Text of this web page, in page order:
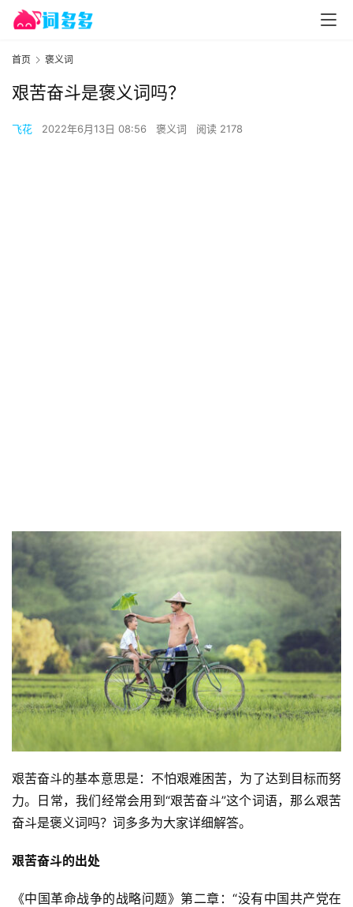
首页 褒义词
艰苦奋斗是褒义词吗？
飞花 2022年6月13日 08:56 褒义词 阅读 2178
艰苦奋斗的基本意思是：不怕艰难困苦，为了达到目标而努
力。日常，我们经常会用到“艰苦奋斗”这个词语，那么艰苦
奋斗是褒义词吗？词多多为大家详细解答。
艰苦奋斗的出处
《中国革命战争的战略问题》第二章：“没有中国共产党在